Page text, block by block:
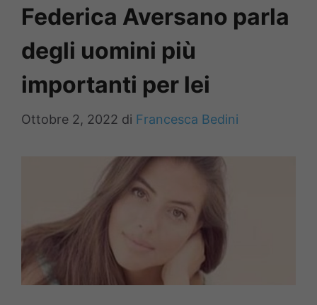
Federica Aversano parla
degli uomini più
importanti per lei
Ottobre 2, 2022 di Francesca Bedini